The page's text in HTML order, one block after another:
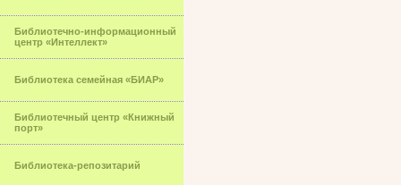
Библиотечно-информационный
центр «Интеллект»
Библиотека семейная «БИАР»
Библиотечный центр «Книжный
порт»
Библиотека-репозитарий